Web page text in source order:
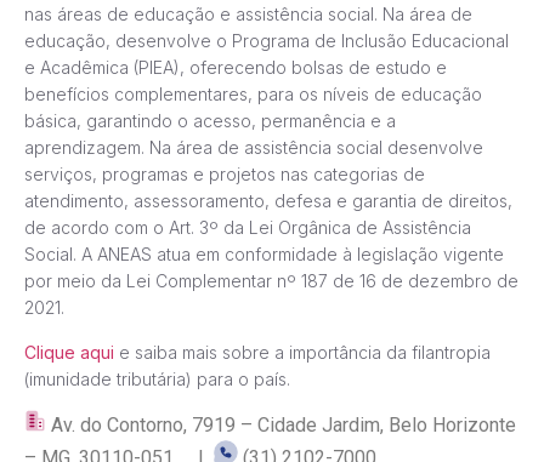
nas áreas de educação e assistência social. Na área de
educação, desenvolve o Programa de Inclusão Educacional
e Acadêmica (PIEA), oferecendo bolsas de estudo e
benefícios complementares, para os níveis de educação
básica, garantindo o acesso, permanência e a
aprendizagem. Na área de assistência social desenvolve
serviços, programas e projetos nas categorias de
atendimento, assessoramento, defesa e garantia de direitos,
de acordo com o Art. 3º da Lei Orgânica de Assistência
Social. A ANEAS atua em conformidade à legislação vigente
por meio da Lei Complementar nº 187 de 16 de dezembro de
2021.
Clique aqui e saiba mais sobre a importância da filantropia
(imunidade tributária) para o país.
Av. do Contorno, 7919 – Cidade Jardim, Belo Horizonte